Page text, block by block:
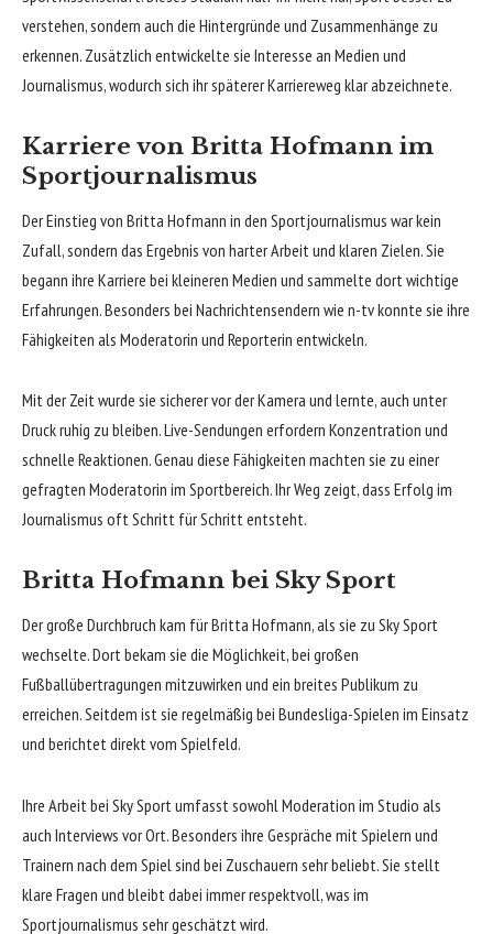
verstehen, sondern auch die Hintergründe und Zusammenhänge zu
erkennen. Zusätzlich entwickelte sie Interesse an Medien und
Journalismus, wodurch sich ihr späterer Karriereweg klar abzeichnete.
Karriere von Britta Hofmann im
Sportjournalismus
Der Einstieg von Britta Hofmann in den Sportjournalismus war kein
Zufall, sondern das Ergebnis von harter Arbeit und klaren Zielen. Sie
begann ihre Karriere bei kleineren Medien und sammelte dort wichtige
Erfahrungen. Besonders bei Nachrichtensendern wie n-tv konnte sie ihre
Fähigkeiten als Moderatorin und Reporterin entwickeln.
Mit der Zeit wurde sie sicherer vor der Kamera und lernte, auch unter
Druck ruhig zu bleiben. Live-Sendungen erfordern Konzentration und
schnelle Reaktionen. Genau diese Fähigkeiten machten sie zu einer
gefragten Moderatorin im Sportbereich. Ihr Weg zeigt, dass Erfolg im
Journalismus oft Schritt für Schritt entsteht.
Britta Hofmann bei Sky Sport
Der große Durchbruch kam für Britta Hofmann, als sie zu Sky Sport
wechselte. Dort bekam sie die Möglichkeit, bei großen
Fußballübertragungen mitzuwirken und ein breites Publikum zu
erreichen. Seitdem ist sie regelmäßig bei Bundesliga-Spielen im Einsatz
und berichtet direkt vom Spielfeld.
Ihre Arbeit bei Sky Sport umfasst sowohl Moderation im Studio als
auch Interviews vor Ort. Besonders ihre Gespräche mit Spielern und
Trainern nach dem Spiel sind bei Zuschauern sehr beliebt. Sie stellt
klare Fragen und bleibt dabei immer respektvoll, was im
Sportjournalismus sehr geschätzt wird.